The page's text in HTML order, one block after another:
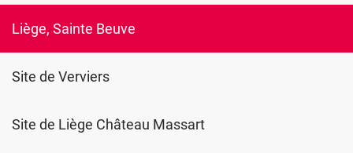
anticipez
de
Liège, Sainte Beuve
Site de Verviers
Site de Liège Château Massart